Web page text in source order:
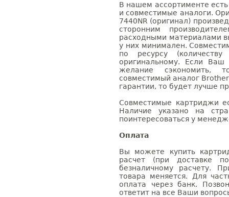
В нашем ассортименте
и совместимые аналоги.
7440NR (оригинал)
сторонним
расходными материалами
у них минимален.
по ресурсу
оригинальному. Если
желание сэкономить,
совместимый аналог
гарантии, то будет лучше
Совместимые картриджи
Наличие указано на
поинтересоваться у
Оплата
Вы можете купить
расчет (при доставке
безналичному расчету.
товара меняется. Для
оплата через банк.
ответит на все Ваши